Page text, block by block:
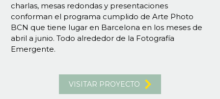
charlas, mesas redondas y presentaciones
conforman el programa cumplido de Arte Photo
BCN que tiene lugar en Barcelona en los meses de
abril a junio. Todo alrededor de la Fotografía
Emergente.
VISITAR PROYECTO